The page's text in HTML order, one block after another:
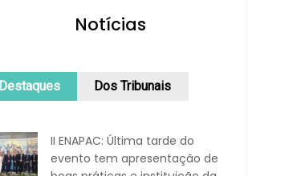
Notícias
Destaques Dos Tribunais
II ENAPAC: Última tarde do
evento tem apresentação de